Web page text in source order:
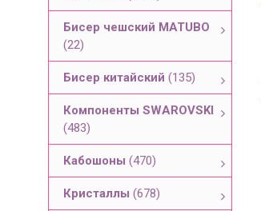
Бисер чешский MATUBO
(22)
Бисер китайский (135)
Компоненты SWAROVSKI
(483)
Кабошоны (470)
Кристаллы (678)